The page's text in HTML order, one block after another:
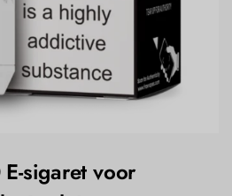
sigaret voor